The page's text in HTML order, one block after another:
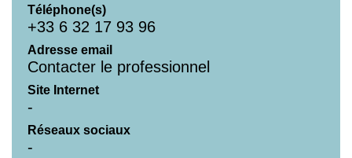
Téléphone(s)
+33 6 32 17 93 96
Adresse email
Contacter le professionnel
Site Internet
-
Réseaux sociaux
-